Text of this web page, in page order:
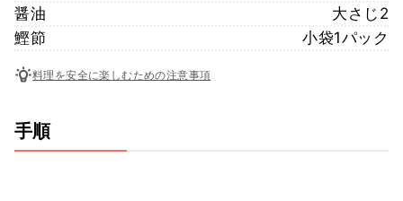
醤油
大さじ2
鰹節
小袋1パック
料理を安全に楽しむための注意事項
手順